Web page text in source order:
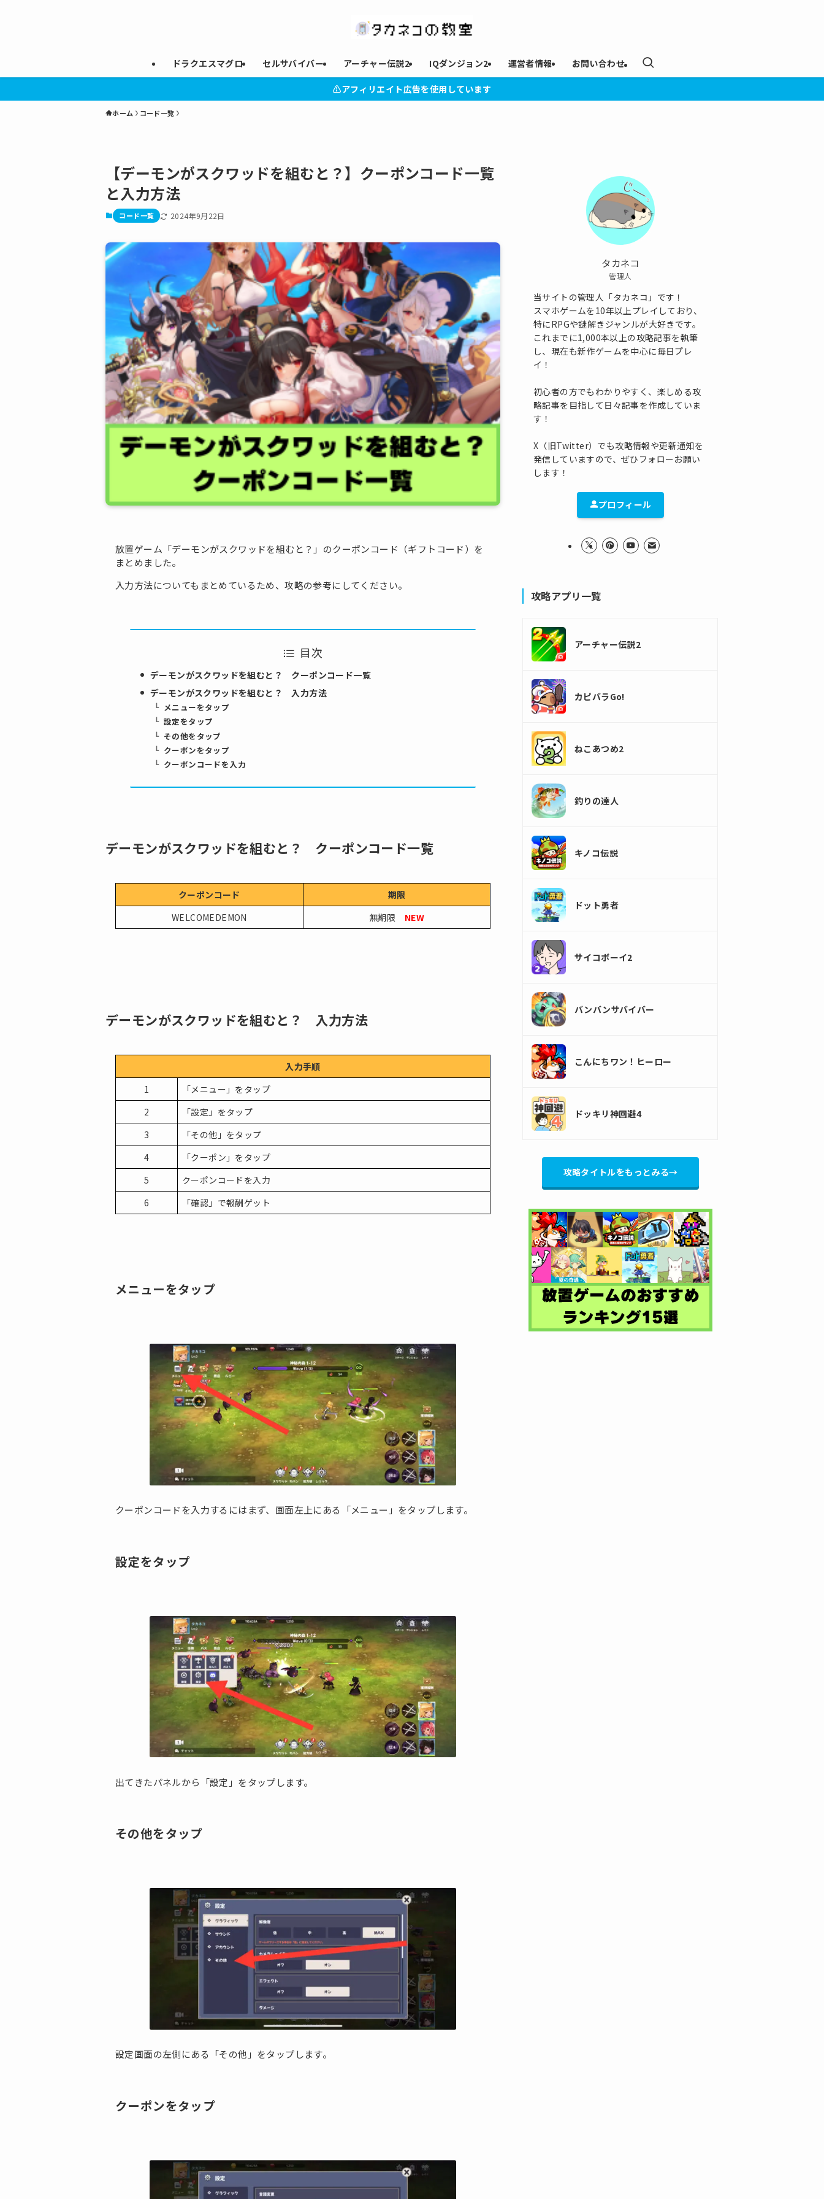
ドラクエスマグロ セルサバイバー アーチャー伝説2 IQダンジョン2 運営者情報 お問い合わせ
⚠︎アフィリエイト広告を使用しています
ホーム コード一覧
【デーモンがスクワッドを組むと？】クーポンコード一覧
と入力方法
コード一覧 2024年9月22日
放置ゲーム「デーモンがスクワッドを組むと？」のクーポンコード（ギフトコード）を
まとめました。
入力方法についてもまとめているため、攻略の参考にしてください。
目次
デーモンがスクワッドを組むと？ クーポンコード一覧
デーモンがスクワッドを組むと？ 入力方法
メニューをタップ
設定をタップ
その他をタップ
クーポンをタップ
クーポンコードを入力
デーモンがスクワッドを組むと？ クーポンコード一覧
クーポンコード
期限
WELCOMEDEMON
無期限 NEW
デーモンがスクワッドを組むと？ 入力方法
入力手順
1
「メニュー」をタップ
2
「設定」をタップ
3
「その他」をタップ
4
「クーポン」をタップ
5
クーポンコードを入力
6
「確認」で報酬ゲット
メニューをタップ
クーポンコードを入力するにはまず、画面左上にある「メニュー」をタップします。
設定をタップ
出てきたパネルから「設定」をタップします。
その他をタップ
設定画面の左側にある「その他」をタップします。
クーポンをタップ
タカネコ
管理人
当サイトの管理人「タカネコ」です！
スマホゲームを10年以上プレイしており、
特にRPGや謎解きジャンルが大好きです。
これまでに1,000本以上の攻略記事を執筆
し、現在も新作ゲームを中心に毎日プレ
イ！
初心者の方でもわかりやすく、楽しめる攻
略記事を目指して日々記事を作成していま
す！
X（旧Twitter）でも攻略情報や更新通知を
発信していますので、ぜひフォローお願い
します！
プロフィール
攻略アプリ一覧
アーチャー伝説2
カピバラGo!
ねこあつめ2
釣りの達人
キノコ伝説
ドット勇者
サイコボーイ2
バンバンサバイバー
こんにちワン！ヒーロー
ドッキリ神回避4
攻略タイトルをもっとみる→